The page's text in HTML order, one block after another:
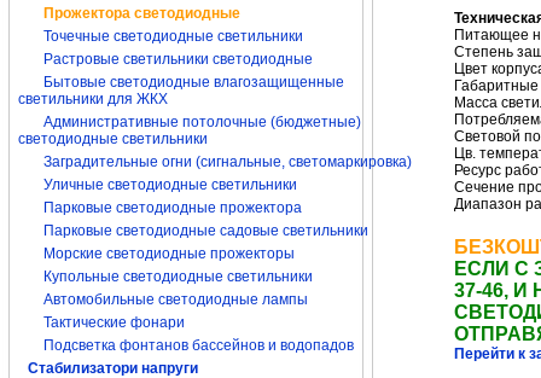
Прожектора светодиодные
Точечные светодиодные светильники
Растровые светильники светодиодные
Бытовые светодиодные влагозащищенные
светильники для ЖКХ
Административные потолочные (бюджетные)
светодиодные светильники
Заградительные огни (сигнальные, светомаркировка)
Уличные светодиодные светильники
Парковые светодиодные прожектора
Парковые светодиодные садовые светильники
Морские светодиодные прожекторы
Купольные светодиодные светильники
Автомобильные светодиодные лампы
Тактические фонари
Подсветка фонтанов бассейнов и водопадов
Стабилизатори напруги
Питающее
Степень
Цвет
Масса
Световой
Цв.
Ресурс
Сечение
Диапазон
ЕСЛИ С
37-46,
Перейти к